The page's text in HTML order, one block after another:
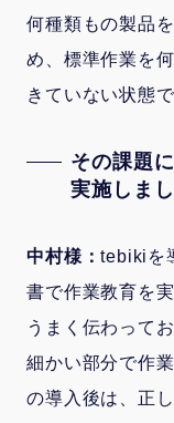
何種類もの製品
め、標準作業を
きていない状態で
その課題
実施しま
中村様：tebikiを
書で作業教育を
うまく伝わって
細かい部分で作
の導入後は、正